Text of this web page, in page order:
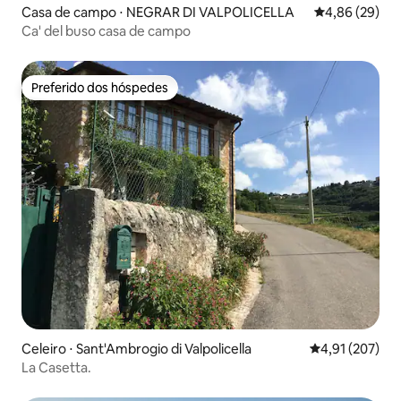
Casa de campo ⋅ NEGRAR DI VALPOLICELLA 4,86 de uma
4,86 (29)
Ca' del buso casa de campo
Preferido dos hóspedes
Preferido dos hóspedes
Celeiro ⋅ Sant'Ambrogio di Valpolicella 4,91 de uma
4,91 (207)
La Casetta.